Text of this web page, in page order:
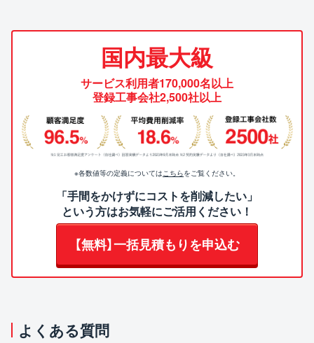
国内最大級
サービス利用者170,000名以上
登録工事会社2,500社以上
※各数値等の定義については こちらをご覧ください。
「手間をかけずにコストを削減したい」
という方はお気軽にご活用ください！
【無料】一括見積もりを申込む
よくある質問